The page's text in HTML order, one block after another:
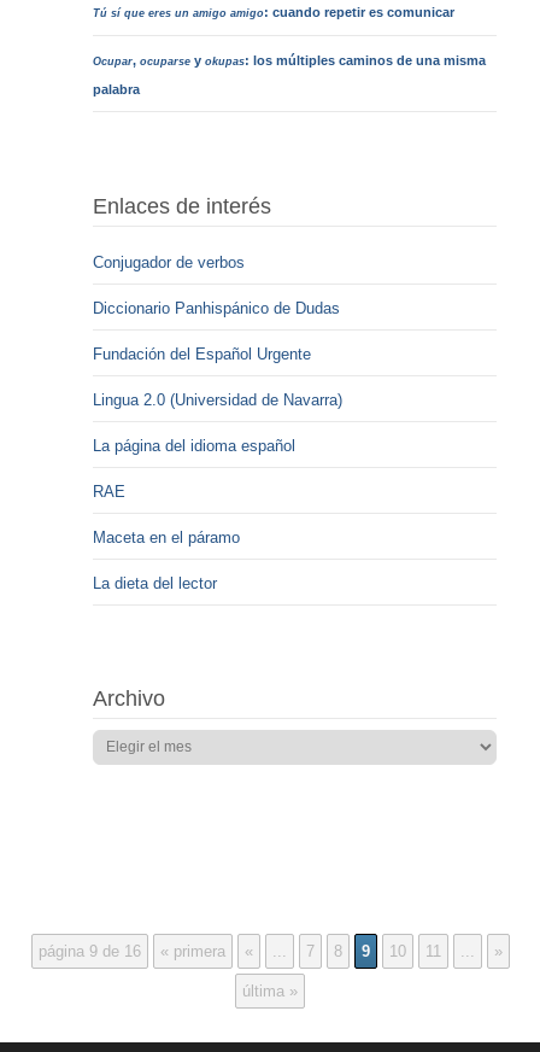
Tú sí que eres un amigo amigo: cuando repetir es comunicar
Ocupar,ocuparse yokupas: los múltiples caminos de una misma
palabra
Enlaces de interés
Conjugador de verbos
Diccionario Panhispánico de Dudas
Fundación del Español Urgente
Lingua 2.0 (Universidad de Navarra)
La página del idioma español
RAE
Maceta en el páramo
La dieta del lector
Archivo
página 9 de 16 « primera « ... 7 8 9 10 11 ... »
última »